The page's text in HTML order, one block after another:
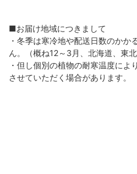
■お届け地域につきまして
・冬季は寒冷地や配送日数のかか
ん。（概ね12～3月、北海道、東
・但し個別の植物の耐寒温度によ
させていただく場合があります。